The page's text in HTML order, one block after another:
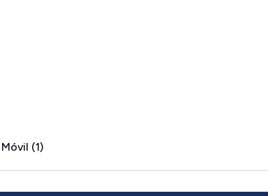
Móvil (1)